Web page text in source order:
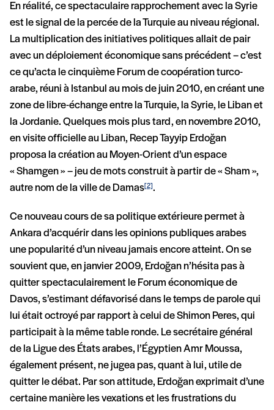
En réalité, ce spectaculaire rapprochement avec la Syrie
est le signal de la percée de la Turquie au niveau régional.
La multiplication des initiatives politiques allait de pair
avec un déploiement économique sans précédent – c’est
ce qu’acta le cinquième Forum de coopération turco-
arabe, réuni à Istanbul au mois de juin 2010, en créant une
zone de libre-échange entre la Turquie, la Syrie, le Liban et
la Jordanie. Quelques mois plus tard, en novembre 2010,
en visite officielle au Liban, Recep Tayyip Erdoğan
proposa la création au Moyen-Orient d’un espace
« Shamgen » – jeu de mots construit à partir de « Sham »,
autre nom de la ville de Damas [2] .
Ce nouveau cours de sa politique extérieure permet à
Ankara d’acquérir dans les opinions publiques arabes
une popularité d’un niveau jamais encore atteint. On se
souvient que, en janvier 2009, Erdoğan n’hésita pas à
quitter spectaculairement le Forum économique de
Davos, s’estimant défavorisé dans le temps de parole qui
lui était octroyé par rapport à celui de Shimon Peres, qui
participait à la même table ronde. Le secrétaire général
de la Ligue des États arabes, l’Égyptien Amr Moussa,
également présent, ne jugea pas, quant à lui, utile de
quitter le débat. Par son attitude, Erdoğan exprimait d’une
certaine manière les vexations et les frustrations du